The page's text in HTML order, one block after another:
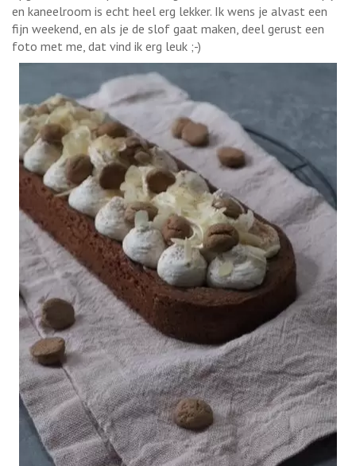
en kaneelroom is echt heel erg lekker. Ik wens je alvast een
fijn weekend, en als je de slof gaat maken, deel gerust een
foto met me, dat vind ik erg leuk ;-)